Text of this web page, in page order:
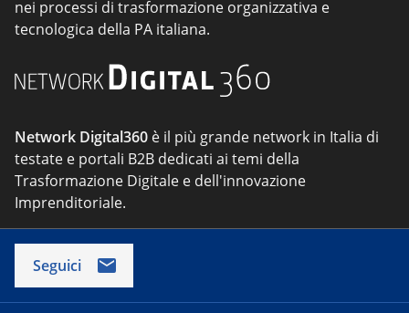
nei processi di trasformazione organizzativa e
tecnologica della PA italiana.
Network Digital360 è il più grande network in Italia di
testate e portali B2B dedicati ai temi della
Trasformazione Digitale e dell'innovazione
Imprenditoriale.
Seguici